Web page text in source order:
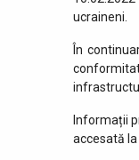
ucraineni.
În
Informații
accesată